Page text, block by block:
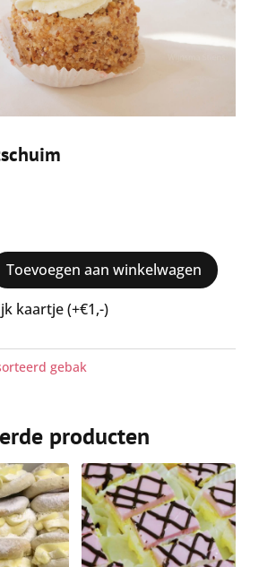
Toevoegen aan winkelwagen
kaartje (+€1,-)
gebak
producten